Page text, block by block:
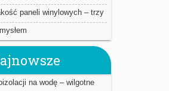
paneli winylowych – trzy
na wodę – wilgotne